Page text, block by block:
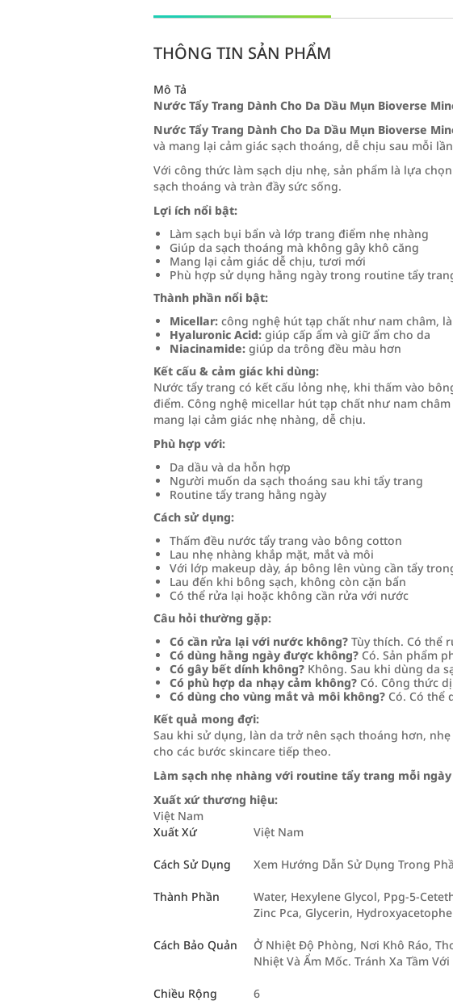
THÔNG TIN SẢN PHẨM
Mô Tả
Nước Tẩy Trang Dành Cho Da Dầu Mụn Bioverse
Nước Tẩy Trang Dành Cho Da Dầu Mụn Bioverse
và mang lại cảm giác sạch thoáng, dễ chịu sau mỗi
Với công thức làm sạch dịu nhẹ, sản phẩm là lựa
sạch thoáng và tràn đầy sức sống.
Lợi ích nổi bật:
Làm sạch bụi bẩn và lớp trang điểm nhẹ nhàng
Giúp da sạch thoáng mà không gây khô căng
Mang lại cảm giác dễ chịu, tươi mới
Phù hợp sử dụng hằng ngày trong routine tẩy
Thành phần nổi bật:
Micellar: công nghệ hút tạp chất như nam châm,
Hyaluronic Acid: giúp cấp ẩm và giữ ẩm cho da
Niacinamide: giúp da trông đều màu hơn
Kết cấu & cảm giác khi dùng:
Nước tẩy trang có kết cấu lỏng nhẹ, khi thấm vào
điểm. Công nghệ micellar hút tạp chất như nam
mang lại cảm giác nhẹ nhàng, dễ chịu.
Phù hợp với:
Da dầu và da hỗn hợp
Người muốn da sạch thoáng sau khi tẩy trang
Routine tẩy trang hằng ngày
Cách sử dụng:
Thấm đều nước tẩy trang vào bông cotton
Lau nhẹ nhàng khắp mặt, mắt và môi
Với lớp makeup dày, áp bông lên vùng cần tẩy
Lau đến khi bông sạch, không còn cặn bẩn
Có thể rửa lại hoặc không cần rửa với nước
Câu hỏi thường gặp:
Có cần rửa lại với nước không? Tùy thích. Có thể
Có dùng hằng ngày được không? Có. Sản phẩm
Có gây bết dính không? Không. Sau khi dùng da
Có phù hợp da nhạy cảm không? Có. Công thức
Có dùng cho vùng mắt và môi không? Có. Có thể
Kết quả mong đợi:
Sau khi sử dụng, làn da trở nên sạch thoáng hơn,
cho các bước skincare tiếp theo.
Làm sạch nhẹ nhàng với routine tẩy trang mỗi
Xuất xứ thương hiệu:
Việt Nam
Xuất Xứ
Việt Nam
Cách Sử Dụng Xem Hướng Dẫn Sử Dụng Trong
Thành Phần
Water, Hexylene Glycol, Ppg-5-
Zinc Pca, Glycerin,
Cách Bảo Quản
Ở Nhiệt Độ Phòng, Nơi Khô Ráo,
Nhiệt Và Ẩm Mốc. Tránh Xa Tầm Với
Chiều Rộng 6